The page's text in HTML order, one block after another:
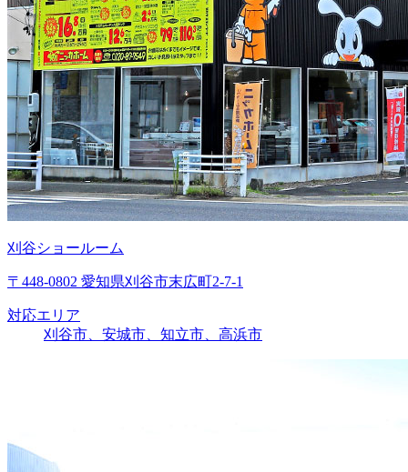
刈谷ショールーム
〒448-0802 愛知県刈谷市末広町2-7-1
対応エリア
刈谷市、安城市、知立市、高浜市